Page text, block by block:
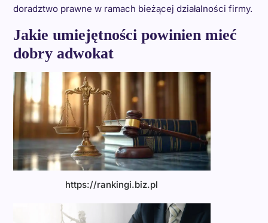
doradztwo prawne w ramach bieżącej działalności firmy.
Jakie umiejętności powinien mieć
dobry adwokat
https://rankingi.biz.pl